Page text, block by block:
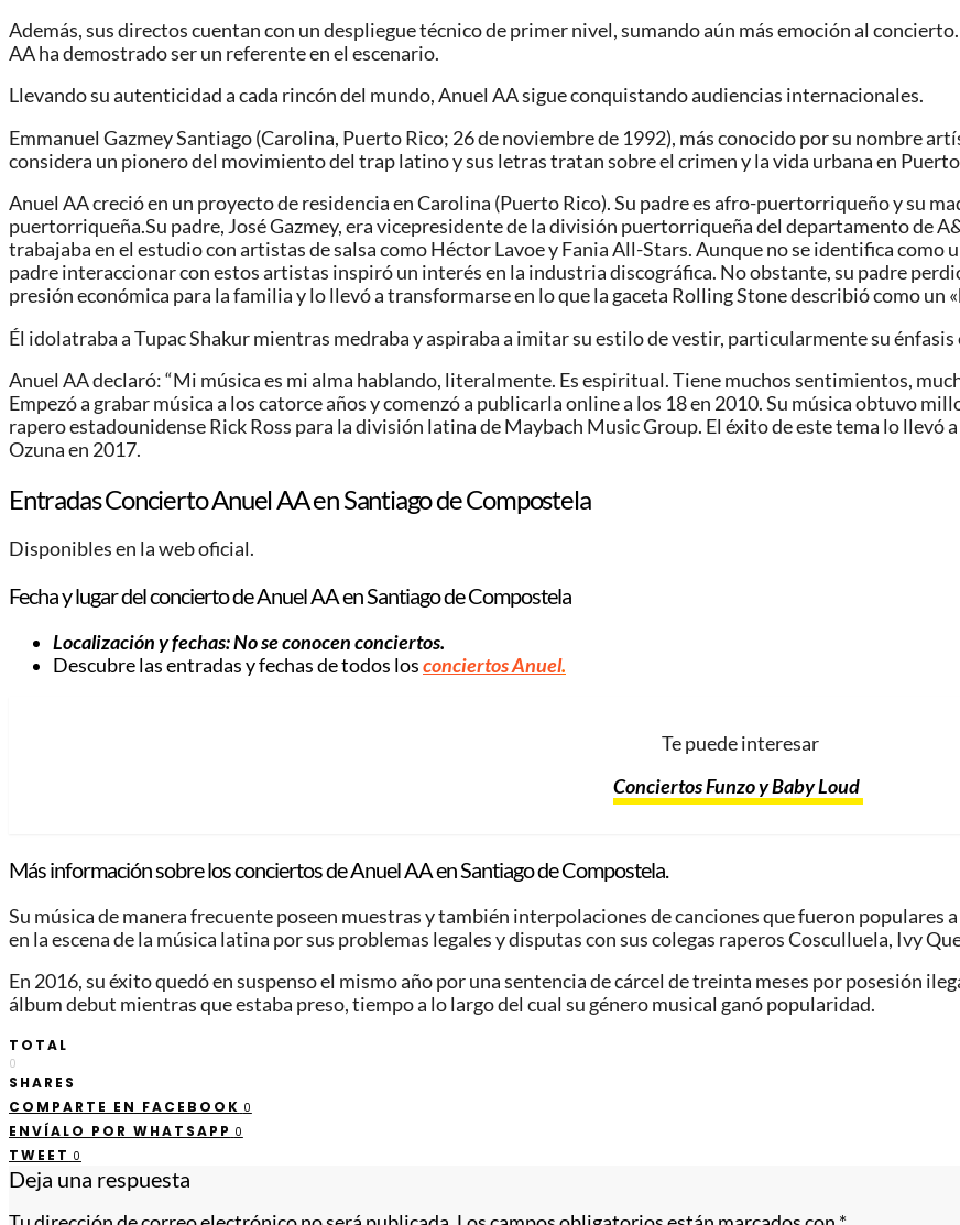
Además, sus directos cuentan con un despliegue técnico de primer nivel, sumando aún más emoción al
AA ha demostrado ser un referente en el escenario.
Llevando su autenticidad a cada rincón del mundo, Anuel AA sigue conquistando audiencias internacionales.
Emmanuel Gazmey Santiago (Carolina, Puerto Rico; 26 de noviembre de 1992), más conocido por su nombre
considera un pionero del movimiento del trap latino y sus letras tratan sobre el crimen y la vida urbana en
Anuel AA creció en un proyecto de residencia en Carolina (Puerto Rico). Su padre es afro-puertorriqueño y su
puertorriqueña.Su padre, José Gazmey, era vicepresidente de la división puertorriqueña del departamento de
trabajaba en el estudio con artistas de salsa como Héctor Lavoe y Fania All-Stars. Aunque no se identifica como
padre interaccionar con estos artistas inspiró un interés en la industria discográfica.​ No obstante, su padre
presión económica para la familia y lo llevó a transformarse en lo que la gaceta Rolling Stone describió como un
Él idolatraba a Tupac Shakur mientras medraba y aspiraba a imitar su estilo de vestir, particularmente su énfasis
Anuel AA declaró: “Mi música es mi alma hablando, literalmente. Es espiritual. Tiene muchos sentimientos,
Empezó a grabar música a los catorce años y comenzó a publicarla online a los 18 en 2010. Su música obtuvo
rapero estadounidense Rick Ross para la división latina de Maybach Music Group. El éxito de este tema lo
Ozuna en 2017.
Entradas Concierto Anuel AA en Santiago de Compostela
Disponibles en la web oficial.
Fecha y lugar del concierto de Anuel AA en Santiago de Compostela
Localización y fechas: No se conocen conciertos.
Descubre las entradas y fechas de todos losconciertos Anuel.
Te puede interesar
Conciertos Funzo y Baby Loud
Más información sobre los conciertos de Anuel AA en Santiago de Compostela.
Su música de manera frecuente poseen muestras y también interpolaciones de canciones que fueron populares
en la escena de la música latina por sus problemas legales y disputas con sus colegas raperos Cosculluela,​ Ivy
En 2016, su éxito quedó en suspenso el mismo año por una sentencia de cárcel de treinta meses por posesión
álbum debut mientras que estaba preso, tiempo a lo largo del cual su género musical ganó popularidad.
TOTAL
0
SHARES
COMPARTE EN FACEBOOK 0
ENVÍALO POR WHATSAPP 0
TWEET 0
Deja una respuesta